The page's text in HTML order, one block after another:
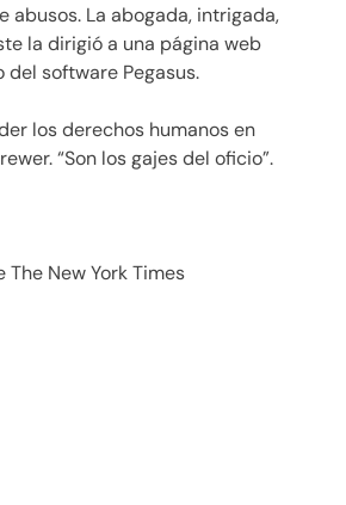
abusos. La abogada, intrigada,
la dirigió a una página web
software Pegasus.
los derechos humanos en
“Son los gajes del oficio”.
New York Times